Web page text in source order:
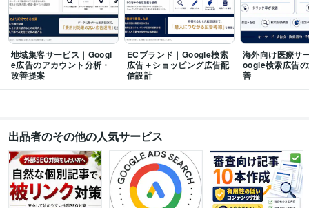
ビジネス・クリエイティブツール
WordPress:10年Excel:10年Google スプレッドシート:5年PowerPoint:5年
Word:5年Google Analytics:10年Google Search Console:10年
Google Tag Manager:10年
PageSpeed Insights:5年SimilarWeb:5年
Canva:5年
アフィリエイト SNS 副業 Twitter 広告
ブログ
記事
地域集客サービス｜Googl
e広告のアカウント分析・
改善提案
ECブランド｜Google検索
広告＋ショッピング広告配
信設計
海外向け医療サ
oogle検索広告
善
出品者のその他の人気サービス